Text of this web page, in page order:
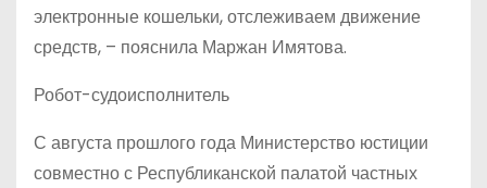
электронные кошельки, отслеживаем движение
средств, – пояснила Маржан Имятова.
Робот-судоисполнитель
С августа прошлого года Министерство юстиции
совместно с Республиканской палатой частных